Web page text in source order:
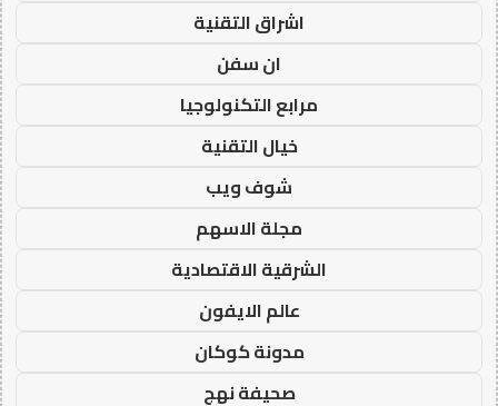
اشراق التقنية
ان سفن
مرابع التكنولوجيا
خيال التقنية
شوف ويب
مجلة الاسهم
الشرقية الاقتصادية
عالم الايفون
مدونة كوكان
صحيفة نهج